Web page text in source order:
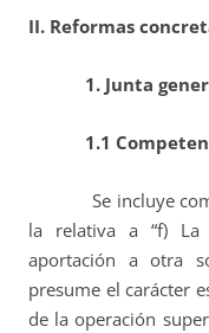
II. Reformas
1. Junta
1.1
Se incluye
la relativa a “f) La
aportación a otra
presume el carácter
de la operación